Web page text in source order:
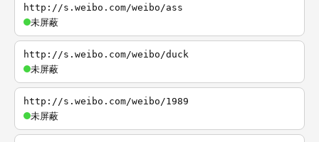
http://s.weibo.com/weibo/ass
未屏蔽
http://s.weibo.com/weibo/duck
未屏蔽
http://s.weibo.com/weibo/1989
未屏蔽